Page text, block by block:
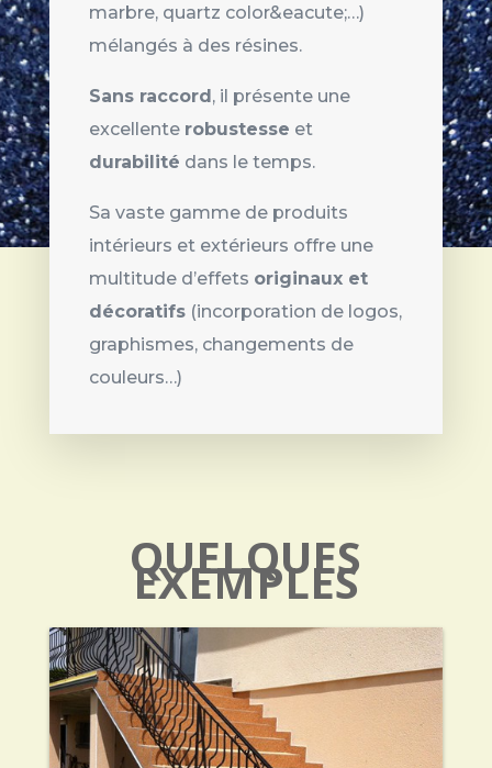
marbre, quartz color&eacute;…)
mélangés à des résines.
Sans raccord, il présente une
excellente robustesse et
durabilité dans le temps.
Sa vaste gamme de produits
intérieurs et extérieurs offre une
multitude d’effets originaux et
décoratifs(incorporation de logos,
graphismes, changements de
couleurs…)
QUELQUES
EXEMPLES